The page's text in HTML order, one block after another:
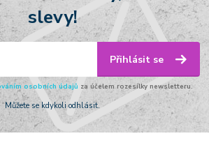
slevy!
Přihlásit se
osobních údajů za účelem rozesílky newsletteru.
Můžete se kdykoli odhlásit.